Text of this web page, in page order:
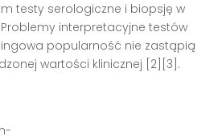
testy serologiczne i biopsję w
interpretacyjne testów
popularność nie zastąpią
wartości klinicznej [2][3].